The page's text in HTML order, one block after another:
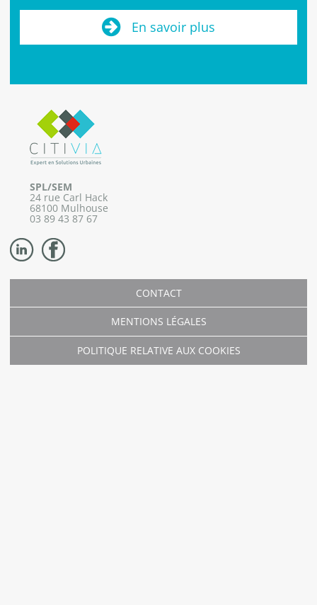
En savoir plus
SPL/SEM
24 rue Carl Hack
68100 Mulhouse
03 89 43 87 67
CONTACT
MENTIONS LÉGALES
POLITIQUE RELATIVE AUX COOKIES